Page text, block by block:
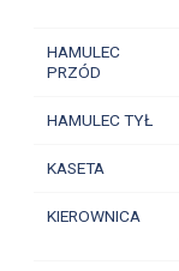
HAMULEC
PRZÓD
HAMULEC TYŁ
KASETA
KIEROWNICA